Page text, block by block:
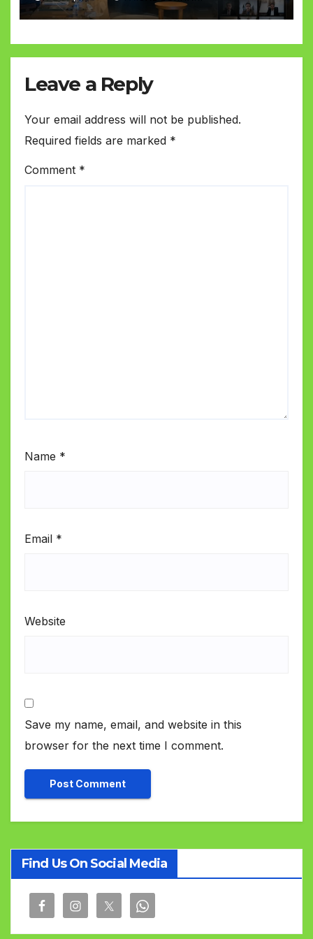
Leave a Reply
Your email address will not be published.
Required fields are marked *
Comment *
Name *
Email *
Website
Save my name, email, and website in this
browser for the next time I comment.
Find Us On Social Media